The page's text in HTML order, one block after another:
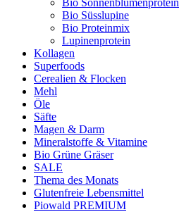
Bio Sonnenblumenprotein
Bio Süsslupine
Bio Proteinmix
Lupinenprotein
Kollagen
Superfoods
Cerealien & Flocken
Mehl
Öle
Säfte
Magen & Darm
Mineralstoffe & Vitamine
Bio Grüne Gräser
SALE
Thema des Monats
Glutenfreie Lebensmittel
Piowald PREMIUM